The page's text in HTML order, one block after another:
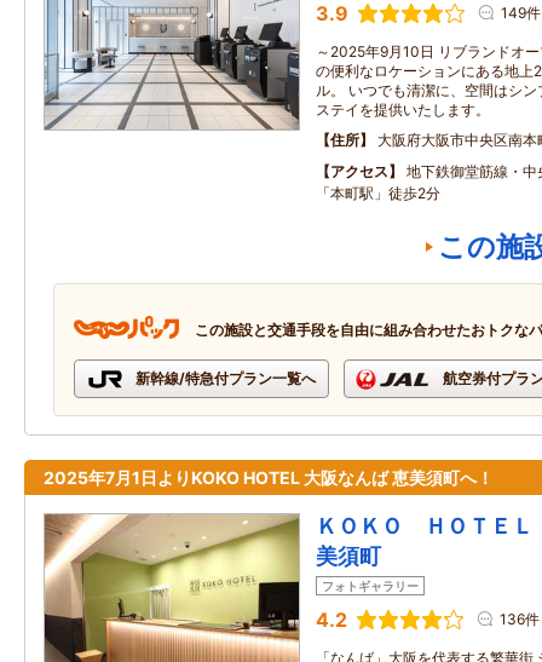
3.9 149件
～2025年9月10日 リブランドオ
の便利なロケーションにある地
ル。 いつでも清潔に、空間はシ
ステイを提供いたします。
住所
大阪府大阪市中央区南
アクセス
地下鉄御堂筋線・
「本町駅」徒歩2分
この施
この施設と交通手段を自由に組み合わせたおトクな
新幹線/特急付プラン一覧へ 航空券付プラ
2025年7月1日よりKOKO HOTEL 大阪なんば 恵美須町へ！
ＫＯＫＯ ＨＯＴＥ
美須町
フォトギャラリー
4.2 136件
「なんば」大阪を代表する繁華